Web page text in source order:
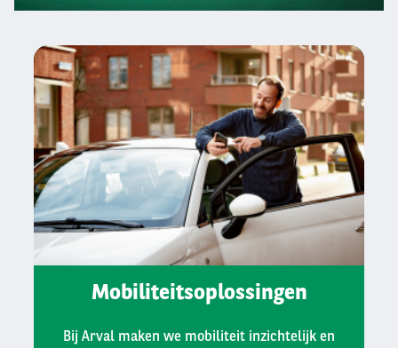
1 2 3
Mobiliteitsoplossingen
Bij Arval maken we mobiliteit inzichtelijk en